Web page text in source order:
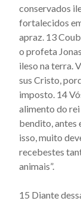
Actus beati
Actus beati
Actus beati
Actus beati
Actus beati
Actus beati
Actus beati
Actus beati
Actus beati
conservados
fortalecidos
apraz. 13
o profeta
ileso na terra.
sus Cristo,
im­posto. 14
alimento do
bendito, antes
isso, muito
recebestes
animais”.
15 Diante